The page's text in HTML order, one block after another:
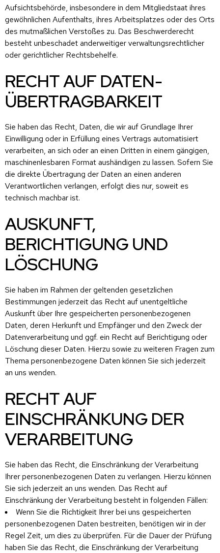
Aufsichtsbehörde, insbesondere in dem Mitgliedstaat ihres
gewöhnlichen Aufenthalts, ihres Arbeitsplatzes oder des Orts
des mutmaßlichen Verstoßes zu. Das Beschwerderecht
besteht unbeschadet anderweitiger verwaltungsrechtlicher
oder gerichtlicher Rechtsbehelfe.
RECHT AUF DATEN­
ÜBERTRAG­BARKEIT
Sie haben das Recht, Daten, die wir auf Grundlage Ihrer
Einwilligung oder in Erfüllung eines Vertrags automatisiert
verarbeiten, an sich oder an einen Dritten in einem gängigen,
maschinenlesbaren Format aushändigen zu lassen. Sofern Sie
die direkte Übertragung der Daten an einen anderen
Verantwortlichen verlangen, erfolgt dies nur, soweit es
technisch machbar ist.
AUSKUNFT,
BERICHTIGUNG UND
LÖSCHUNG
Sie haben im Rahmen der geltenden gesetzlichen
Bestimmungen jederzeit das Recht auf unentgeltliche
Auskunft über Ihre gespeicherten personenbezogenen
Daten, deren Herkunft und Empfänger und den Zweck der
Datenverarbeitung und ggf. ein Recht auf Berichtigung oder
Löschung dieser Daten. Hierzu sowie zu weiteren Fragen zum
Thema personenbezogene Daten können Sie sich jederzeit
an uns wenden.
RECHT AUF
EINSCHRÄNKUNG DER
VERARBEITUNG
Sie haben das Recht, die Einschränkung der Verarbeitung
Ihrer personenbezogenen Daten zu verlangen. Hierzu können
Sie sich jederzeit an uns wenden. Das Recht auf
Einschränkung der Verarbeitung besteht in folgenden Fällen:
Wenn Sie die Richtigkeit Ihrer bei uns gespeicherten
personenbezogenen Daten bestreiten, benötigen wir in der
Regel Zeit, um dies zu überprüfen. Für die Dauer der Prüfung
haben Sie das Recht, die Einschränkung der Verarbeitung